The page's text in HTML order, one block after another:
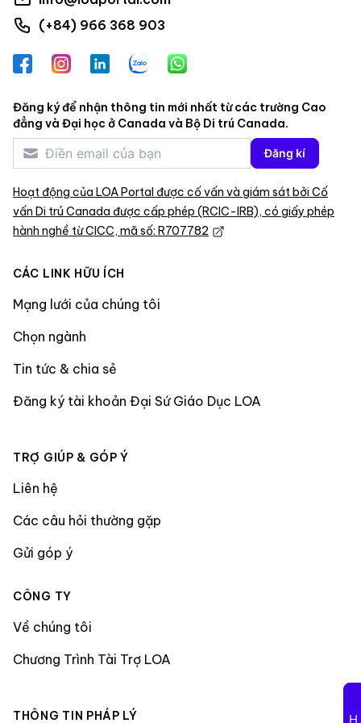
(+84) 966 368 903
FacebookInstagramLinkedInZalo WhatsApp
Đăng ký để nhận thông tin mới nhất từ các trường Cao
đẳng và Đại học ở Canada và Bộ Di trú Canada.
Đăng kí
Hoạt động của LOA Portal được cố vấn và giám sát bởi Cố
vấn Di trú Canada được cấp phép (RCIC-IRB), có giấy phép
hành nghề từ CICC, mã số: R707782
CÁC LINK HỮU ÍCH
Mạng lưới của chúng tôi
Chọn ngành
Tin tức & chia sẻ
Đăng ký tài khoản Đại Sứ Giáo Dục LOA
TRỢ GIÚP & GÓP Ý
Liên hệ
Các câu hỏi thường gặp
Gửi góp ý
CÔNG TY
Về chúng tôi
Chương Trình Tài Trợ LOA
THÔNG TIN PHÁP LÝ